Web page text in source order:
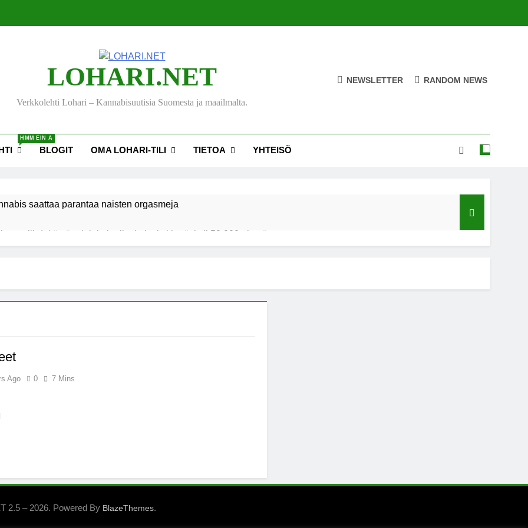
LOHARI.NET
Verkkolehti Lohari – Kannabisuutisia Suomesta ja maailmalta.
NEWSLETTER RANDOM NEWS
HMM EIN A
BLOGIT OMA LOHARI-TILI TIETOA YHTEISÖ
saattaa parantaa naisten orgasmeja
viihdekäytön dekriminalisoimiseksi keräsi yli 50 000 nimeä
-säätiö lääkekannabistutkimusten kannalla
kannabiksen viihdekäytön laillistamisesta
Ago 0 7 Mins
2.5 – 2026. Powered By BlazeThemes.